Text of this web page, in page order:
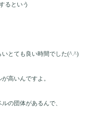
るという
とても良い時間でした(^.^)
高いんですよ。
の団体があるんで、